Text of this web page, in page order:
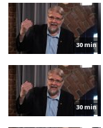
30 min
30 min